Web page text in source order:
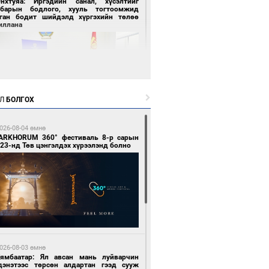
бодлого, хууль тогтоомжид
бодит шийдэлд хүргэхийн төлөө
өмнө өмнө
жаргал үргэлжид ирнэ
орно, өдөртөө 24-26 хэм дулаан
БОЛГОХ
08-04 өмнө
360° фестиваль 8-р сарын
нд Төв цэнгэлдэх хүрээлэнд болно
08-03 өмнө
Ял авсан мань луйварчин
төрсөн алдартан гээд сууж